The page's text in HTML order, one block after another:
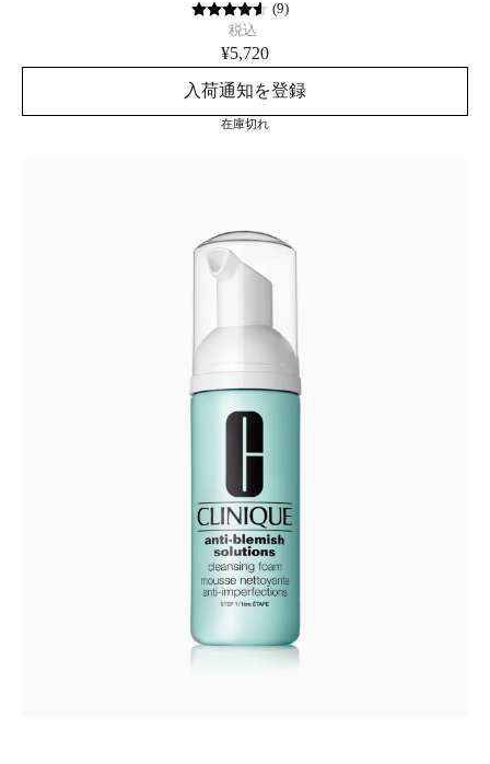
(9)
税込
¥5,720
入荷通知を登録
在庫切れ